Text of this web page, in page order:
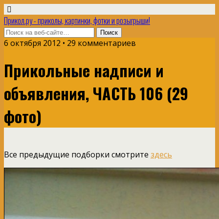
Прикол.ру - приколы, картинки, фотки и розыгрыши!
6 октября 2012 • 29 комментариев
Прикольные надписи и
объявления, ЧАСТЬ 106 (29
фото)
Все предыдущие подборки смотрите здесь